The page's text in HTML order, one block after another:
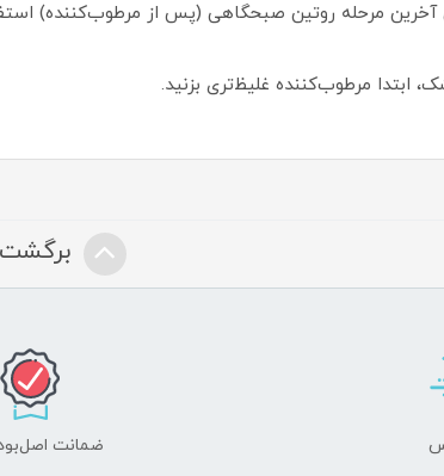
آخرین مرحله روتین صبحگاهی (پس از مرطوب‌کننده)
ابتدا مرطوب‌کننده غلیظ‌تری بزنید.
برگشت
ضمانت